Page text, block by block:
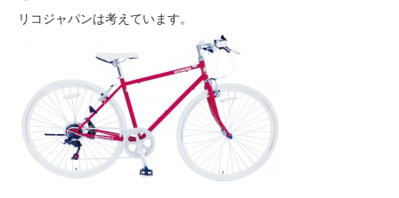
リコジャパンは考えています。